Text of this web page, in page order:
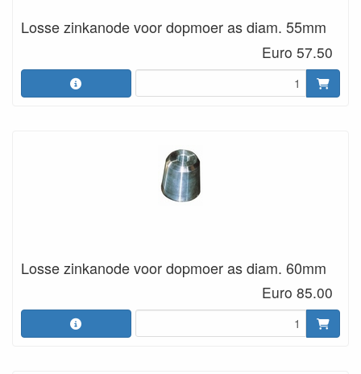
Losse zinkanode voor dopmoer as diam. 55mm
Euro 57.50
Losse zinkanode voor dopmoer as diam. 60mm
Euro 85.00